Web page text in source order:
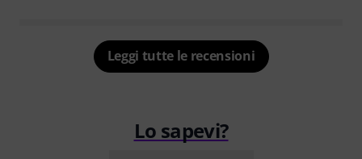
Leggi tutte le recensioni
Lo sapevi?